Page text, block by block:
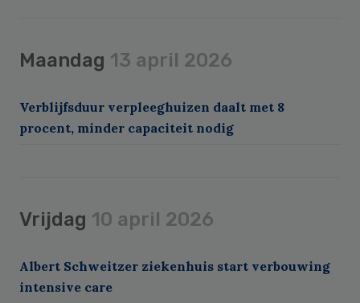
Maandag 13 april 2026
Verblijfsduur verpleeghuizen daalt met 8
procent, minder capaciteit nodig
Vrijdag 10 april 2026
Albert Schweitzer ziekenhuis start verbouwing
intensive care